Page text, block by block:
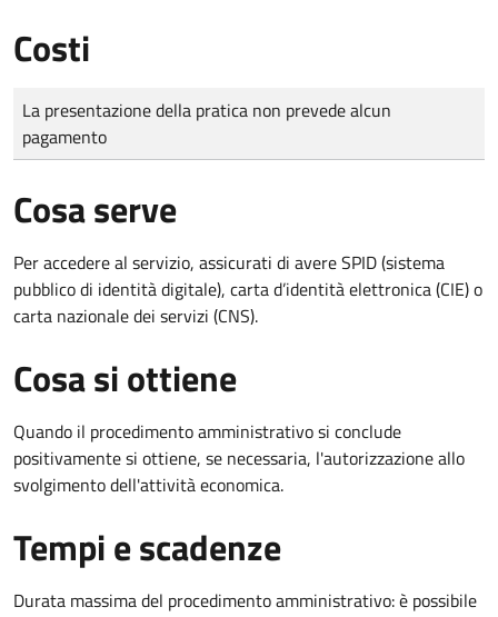
Costi
Tipo di pagamento
Importo
La presentazione della pratica non prevede alcun
pagamento
Cosa serve
Per accedere al servizio, assicurati di avere SPID (sistema
pubblico di identità digitale), carta d’identità elettronica (CIE) o
carta nazionale dei servizi (CNS).
Cosa si ottiene
Quando il procedimento amministrativo si conclude
positivamente si ottiene, se necessaria, l'autorizzazione allo
svolgimento dell'attività economica.
Tempi e scadenze
Durata massima del procedimento amministrativo: è possibile